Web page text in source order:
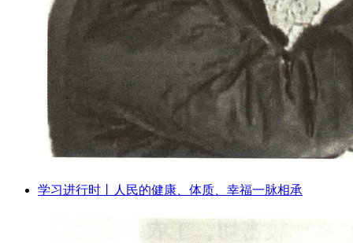
学习进行时丨人民的健康、体质、幸福一脉相承